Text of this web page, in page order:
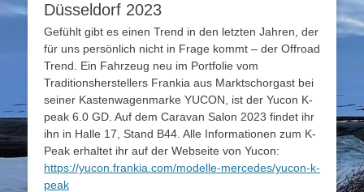
Düsseldorf 2023
Gefühlt gibt es einen Trend in den letzten Jahren, der
für uns persönlich nicht in Frage kommt – der Offroad
Trend. Ein Fahrzeug neu im Portfolie vom
Traditionsherstellers Frankia aus Marktschorgast bei
seiner Kastenwagenmarke YUCON, ist der Yucon K-
peak 6.0 GD. Auf dem Caravan Salon 2023 findet ihr
ihn in Halle 17, Stand B44. Alle Informationen zum K-
Peak erhaltet ihr auf der Webseite von Yucon:
https://yucon.frankia.com/modelle-mercedes/yucon-k-
peak